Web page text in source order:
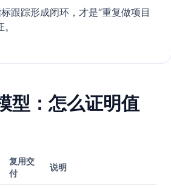
跟踪形成闭环，才是“重复做项目
型：怎么证明值
复用交
付
说明